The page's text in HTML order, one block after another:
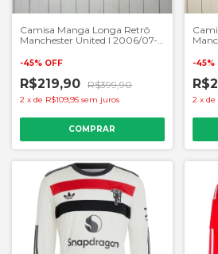
Camisa Manga Longa Retrô
Manchester United I 2006/07-
-45% OFF
R$219,90 R$399,90
2 x de R$109,95 sem juros
COMPRAR
-45%
2 x de